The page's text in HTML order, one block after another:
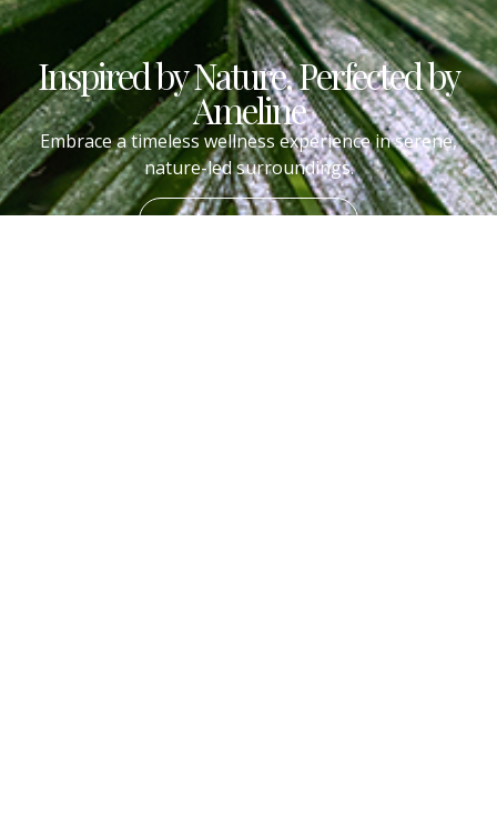
Inspired by Nature, Perfected by
Ameline
Embrace a timeless wellness experience in serene,
nature-led surroundings.
Booking Appointment